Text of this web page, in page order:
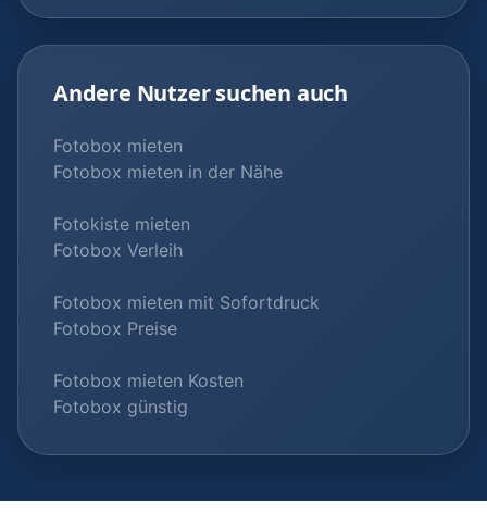
Andere Nutzer suchen auch
Fotobox mieten
Fotobox mieten in der Nähe
Fotokiste mieten
Fotobox Verleih
Fotobox mieten mit Sofortdruck
Fotobox Preise
Fotobox mieten Kosten
Fotobox günstig